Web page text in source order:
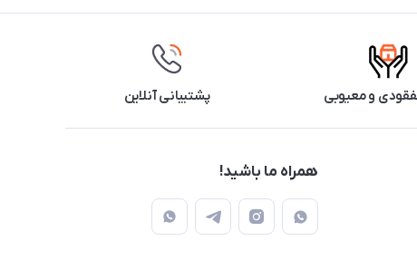
و معیوبی پشتیبانی آنلاین
همراه ما باشید!